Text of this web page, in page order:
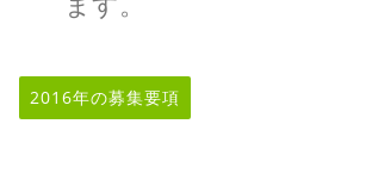
2016年の募集要項